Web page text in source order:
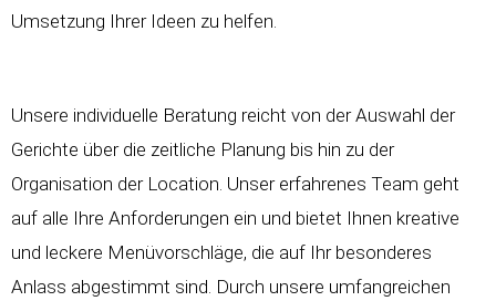
Umsetzung Ihrer Ideen zu helfen.
Unsere individuelle Beratung reicht von der Auswahl der
Gerichte über die zeitliche Planung bis hin zu der
Organisation der Location. Unser erfahrenes Team geht
auf alle Ihre Anforderungen ein und bietet Ihnen kreative
und leckere Menüvorschläge, die auf Ihr besonderes
Anlass abgestimmt sind. Durch unsere umfangreichen